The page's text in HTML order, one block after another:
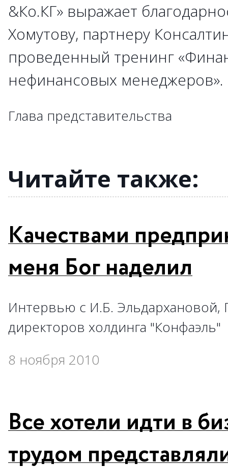
&Ко.КГ» выражает
Хомутову, партнеру
проведенный тренинг
нефинансовых
Глава представительства
→
→
→
→
→
→
→
→
→
→
→
→
→
→
→
→
→
→
→
→
→
→
→
→
→
→
→
Читайте также:
Качествами
меня Бог наделил
Интервью с И.Б. Эльдархановой,
директоров холдинга "Конфаэль"
8 ноября 2010
Все хотели идти в
трудом